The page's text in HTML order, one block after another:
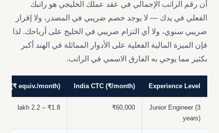
أن رقم الراتب الإجمالي في عقد عملك الخليجي هو راتبك
الفعلي في يدك — لا يوجد خصم ضريبي في المصدر، ولا إقرار
ضريبي سنوي، ولا أي التزام ضريبي في الخليج على أرباحك. لذا
فإن الميزة المالية الفعلية على الأدوار المماثلة في الهند أكبر
بكثير مما يوحي به الفارق الاسمي في الراتب.
Experience Level
India CTC (₹/month)
(₹ equiv./month)
Junior Engineer (3
years)
₹60,000
₹1.8 – 2.2 lakh